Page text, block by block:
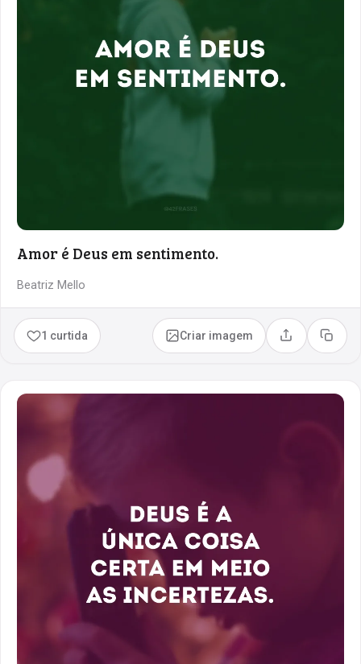
Amor é Deus em sentimento.
Beatriz Mello
1 curtida Criar imagem Compartilhar
Copiar